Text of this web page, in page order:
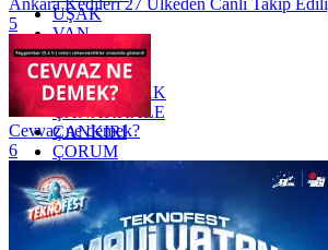
UŞAK
VAN
YALOVA
YOZGAT
ZONGULDAK
ÇANAKKALE
ÇANKIRI
ÇORUM
İSTANBUL
İZMİR
ŞANLIURFA
ŞIRNAK
5
Cevvaz ne demek?
6